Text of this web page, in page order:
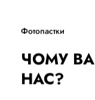
Фотопастки
ЧОМУ
НАС?